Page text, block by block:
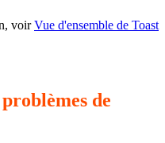
voirVue d'ensemble de Toast
de